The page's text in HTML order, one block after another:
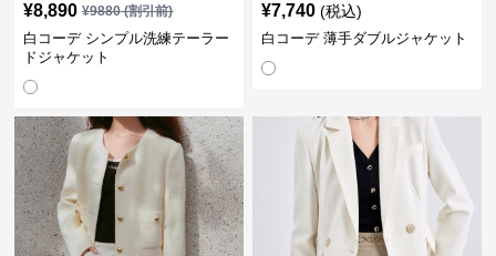
¥8,890 ¥9880(割引前)
白コーデ シンプル洗練テーラー
ドジャケット
¥7,740 (税込)
白コーデ 薄手ダブルジャケット